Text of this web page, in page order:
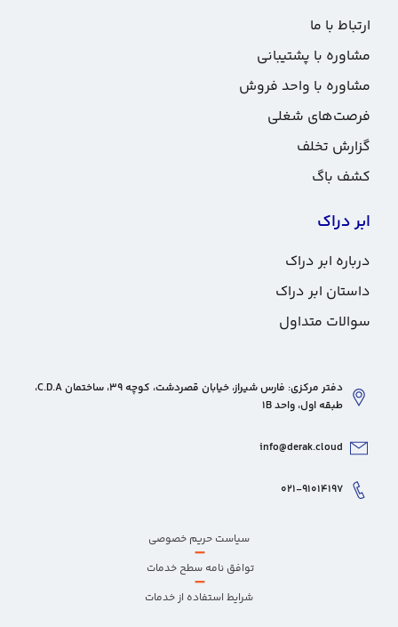
ارتباط با ما
مشاوره با پشتیبانی
مشاوره با واحد فروش
فرصت‌های شغلی
گزارش تخلف
کشف باگ
ابر دراک
درباره ابر دراک
داستان ابر دراک
سوالات متداول
دفتر مرکزی: فارس شیراز، خیابان قصردشت، کوچه 39، ساختمان C.D.A،
طبقه اول، واحد 1B
info@derak.cloud
۰۲۱-۹۱۰۱۴۱۹۷
سیاست حریم خصوصی
–
توافق نامه سطح خدمات
–
شرایط استفاده از خدمات